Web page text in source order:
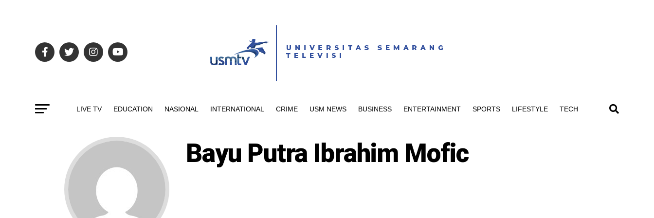
LIVE TV EDUCATION NASIONAL INTERNATIONAL CRIME USM NEWS BUSINESS ENTERTAINMENT SPORTS LIFESTYLE TECH
Bayu Putra Ibrahim Mofic